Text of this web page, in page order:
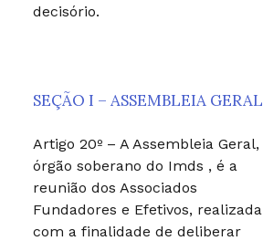
decisório.
SEÇÃO I – ASSEMBLEIA GERAL
Artigo 20º – A Assembleia Geral,
órgão soberano do Imds , é a
reunião dos Associados
Fundadores e Efetivos, realizada
com a finalidade de deliberar